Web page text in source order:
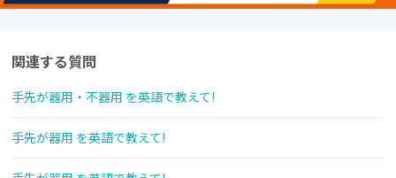
関連する質問
手先が器用・不器用 を英語で教えて!
手先が器用 を英語で教えて!